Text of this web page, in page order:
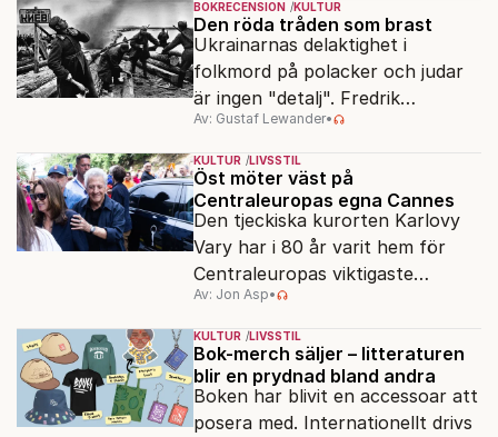
BOKRECENSION KULTUR
Den röda tråden som brast
Ukrainarnas delaktighet i
folkmord på polacker och judar
är ingen "detalj". Fredrik
Segerfeldts iver att skildra den
ryska imperialismen leder till en
förenklad bild av historien.
Av: Gustaf Lewander•
KULTUR LIVSSTIL
Öst möter väst på
Centraleuropas egna Cannes
Den tjeckiska kurorten Karlovy
Vary har i 80 år varit hem för
Centraleuropas viktigaste
filmfestival – en plats där
Hollywoodglans möter
egensinnighet.
Av: Jon Asp•
KULTUR LIVSSTIL
Bok-merch säljer – litteraturen
blir en prydnad bland andra
Boken har blivit en accessoar att
posera med. Internationellt drivs